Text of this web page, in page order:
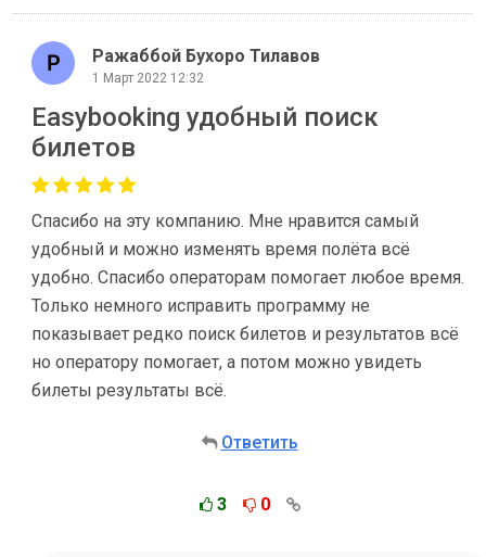
Ражаббой Бухоро Тилавов
1 Март 2022 12:32
Easybooking удобный поиск
билетов
Спасибо на эту компанию. Мне нравится самый
удобный и можно изменять время полёта всё
удобно. Спасибо операторам помогает любое время.
Только немного исправить программу не
показывает редко поиск билетов и результатов всё
но оператору помогает, а потом можно увидеть
билеты результаты всё.
Ответить
3 0